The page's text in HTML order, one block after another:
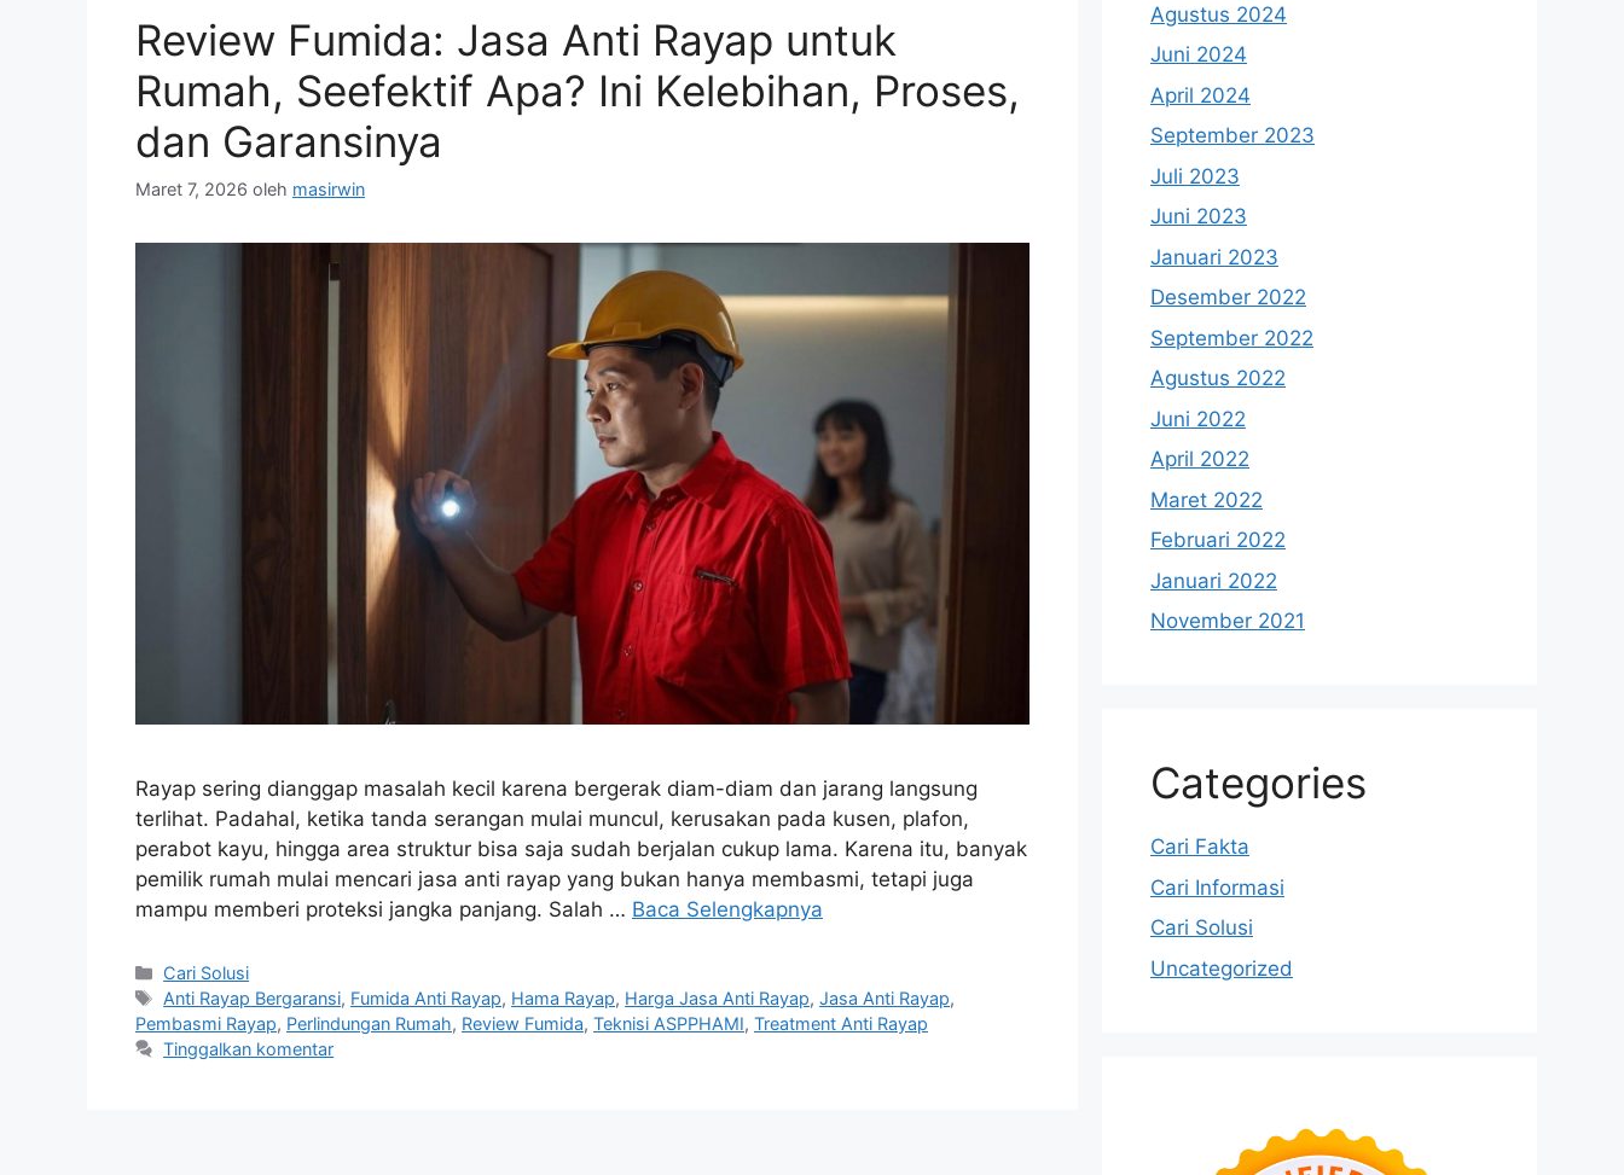
Review Fumida: Jasa Anti Rayap untuk
Rumah, Seefektif Apa? Ini Kelebihan, Proses,
dan Garansinya
Maret 7, 2026 oleh masirwin
Rayap sering dianggap masalah kecil karena bergerak diam-diam dan jarang langsung
terlihat. Padahal, ketika tanda serangan mulai muncul, kerusakan pada kusen, plafon,
perabot kayu, hingga area struktur bisa saja sudah berjalan cukup lama. Karena itu, banyak
pemilik rumah mulai mencari jasa anti rayap yang bukan hanya membasmi, tetapi juga
mampu memberi proteksi jangka panjang. Salah … Baca Selengkapnya
Kategori
Cari Solusi
Tag
Anti Rayap Bergaransi, Fumida Anti Rayap, Hama Rayap, Harga Jasa Anti Rayap,Jasa Anti Rayap,
Pembasmi Rayap, Perlindungan Rumah, Review Fumida, Teknisi ASPPHAMI, Treatment Anti Rayap
Tinggalkan komentar
Agustus 2024
Juni 2024
April 2024
September 2023
Juli 2023
Juni 2023
Januari 2023
Desember 2022
September 2022
Agustus 2022
Juni 2022
April 2022
Maret 2022
Februari 2022
Januari 2022
November 2021
Categories
Cari Fakta
Cari Informasi
Cari Solusi
Uncategorized